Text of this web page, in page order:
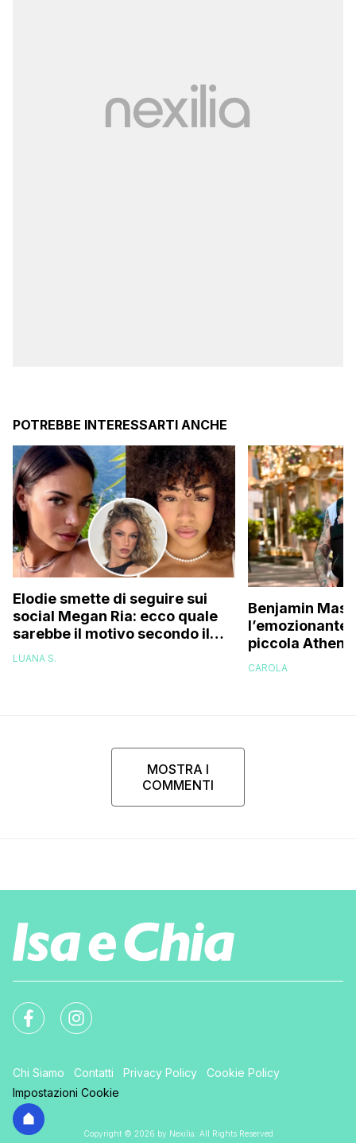
POTREBBE INTERESSARTI ANCHE
Elodie smette di seguire sui
social Megan Ria: ecco quale
sarebbe il motivo secondo il
web (e c’entra Franceska)
LUANA S.
Benjamin
l’emozionante
piccola
una figlia,
CAROLA
MOSTRA I
COMMENTI
Chi Siamo Contatti Privacy Policy
Cookie Policy
Impostazioni Cookie
Copyright © 2026 by Nexilia. All Rights Reserved